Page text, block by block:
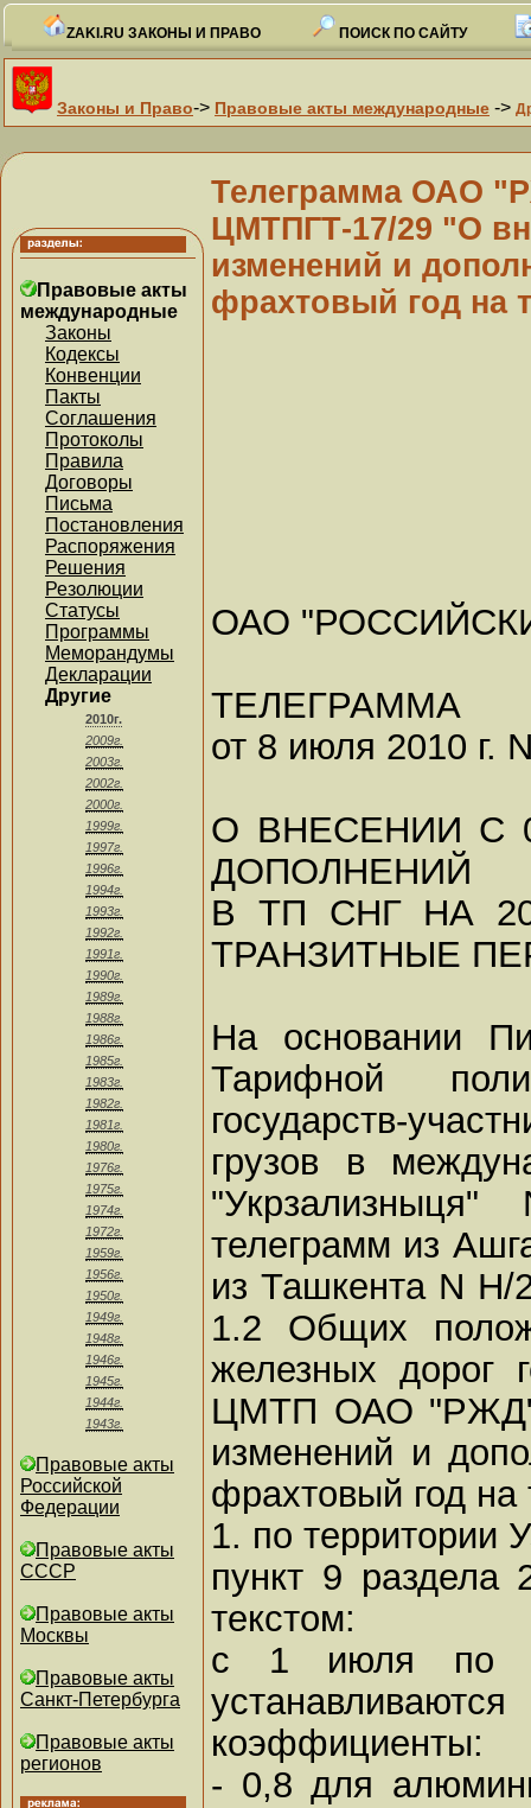
ZAKI.RU ЗАКОНЫ И ПРАВО ПОИСК ПО САЙТУ
Законы и Право-> Правовые акты международные ->
Правовые акты
международные
Законы
Кодексы
Конвенции
Пакты
Соглашения
Протоколы
Правила
Договоры
Письма
Постановления
Распоряжения
Решения
Резолюции
Статусы
Программы
Меморандумы
Декларации
Другие
2010г.
2009г.
2003г.
2002г.
2000г.
1999г.
1997г.
1996г.
1994г.
1993г.
1992г.
1991г.
1990г.
1989г.
1988г.
1986г.
1985г.
1983г.
1982г.
1981г.
1980г.
1976г.
1975г.
1974г.
1972г.
1959г.
1956г.
1950г.
1949г.
1948г.
1946г.
1945г.
1944г.
1943г.
Правовые акты
Российской
Федерации
Правовые акты
СССР
Правовые акты
Москвы
Правовые акты
Санкт-Петербурга
Правовые акты
регионов
Телеграмма ОАО
ЦМТПГТ-17/29 "О
изменений и
фрахтовый год на
ОАО
ТЕЛЕГРАММА
от 8 июля 2010 г.
О ВНЕСЕНИИ С
ДОПОЛНЕНИЙ
В ТП СНГ НА
ТРАНЗИТНЫЕ
На основании
Тарифной
государств-
грузов в
телеграмм из
из Ташкента N Н/
1.2 Общих
железных дорог
ЦМТП ОАО "РЖД"
изменений и
фрахтовый год на
1. по территории
пункт 9 раздела
текстом:
с 1 июля по
коэффициенты:
- 0,8 для